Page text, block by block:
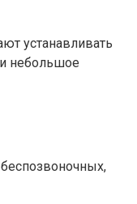
устанавливать
небольшое